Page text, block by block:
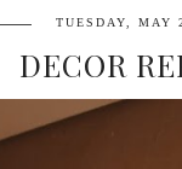
TUESDAY, MAY
DECOR